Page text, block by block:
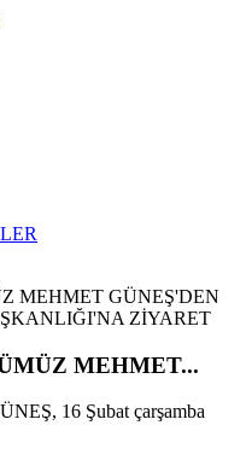
MEHMET...
16 Şubat çarşamba